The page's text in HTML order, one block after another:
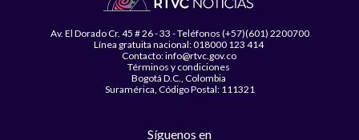
Av. El Dorado Cr. 45 # 26 - 33 - Teléfonos (+57)(601) 2200700
Línea gratuita nacional: 018000 123 414
Contacto: info@rtvc.gov.co
Términos y condiciones
Bogotá D.C., Colombia
Suramérica, Código Postal: 111321
Síguenos en